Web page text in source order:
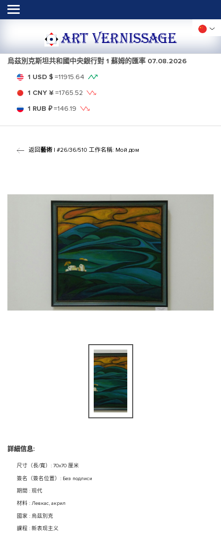
ART VERNISSAGE
烏茲別克斯坦共和國中央銀行對 1 蘇姆的匯率 07.08.2026
1 USD $ =11915.64
1 CNY ¥ =1765.52
1 RUB ₽=146.19
返回藝術| #26/36/510 工作名稱: Мой дом
詳細信息:
尺寸（長/寬）: 70x70 厘米
簽名（簽名位置）: Без подписи
期間 : 现代
材料 : Левкас, акрил
國家 : 烏茲別克
課程 : 新表现主义